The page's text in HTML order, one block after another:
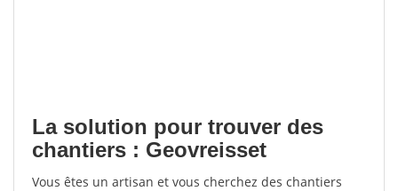
La solution pour trouver des
chantiers : Geovreisset
Vous êtes un artisan et vous cherchez des chantiers